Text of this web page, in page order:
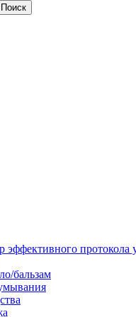
протокола
бальзам